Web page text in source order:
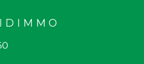
IDIMMO